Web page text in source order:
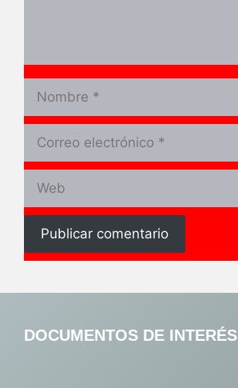
Nombre
Correo
Web
DOCUMENTOS DE INTERÉS